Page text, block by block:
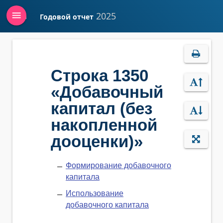
Войти Годовой отчет 2025
menu
Строка 1350
«Добавочный
капитал (без
накопленной
дооценки)»
Формирование добавочного
капитала
Использование
добавочного капитала